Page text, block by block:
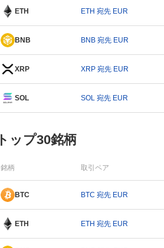
ETH ETH 宛先 EUR
BNB BNB 宛先 EUR
XRP XRP 宛先 EUR
SOL SOL 宛先 EUR
トップ30銘柄
銘柄 取引ペア
BTC BTC 宛先 EUR
ETH ETH 宛先 EUR